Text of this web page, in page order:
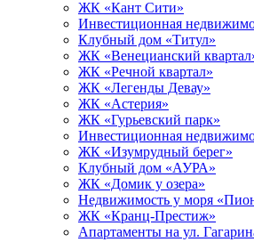
ЖК «Кант Сити»
Инвестиционная
Клубный дом «Титул»
ЖК «Венецианский
ЖК «Речной квартал»
ЖК «Легенды Девау»
ЖК «Астерия»
ЖК «Гурьевский парк»
Инвестиционная
ЖК «Изумрудный берег»
Клубный дом «АУРА»
ЖК «Домик у озера»
Недвижимость у моря
ЖК «Кранц-Престиж»
Апартаменты на ул.